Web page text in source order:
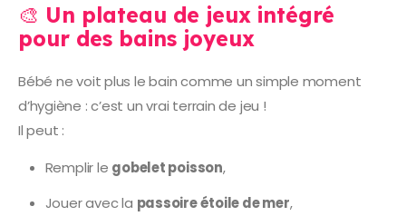
🎨 Un plateau de jeux intégré
pour des bains joyeux
Bébé ne voit plus le bain comme un simple moment
d’hygiène : c’est un vrai terrain de jeu !
Il peut :
Remplir le gobelet poisson,
Jouer avec la passoire étoile de mer,